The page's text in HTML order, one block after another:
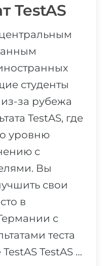
TestAS
центральным
студенты
за рубежа
TestAS, где
уровню
с
Вы
свои
в
с
теста
TestAS …